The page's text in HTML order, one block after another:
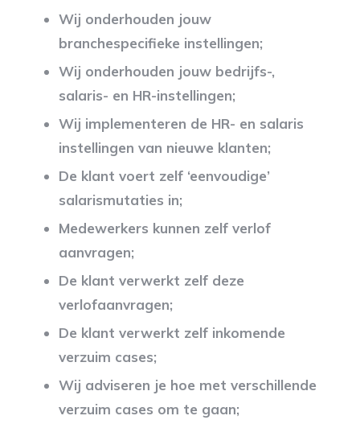
Wij onderhouden jouw
branchespecifieke instellingen;
Wij onderhouden jouw bedrijfs-,
salaris- en HR-instellingen;
Wij implementeren de HR- en salaris
instellingen van nieuwe klanten;
De klant voert zelf ‘eenvoudige’
salarismutaties in;
Medewerkers kunnen zelf verlof
aanvragen;
De klant verwerkt zelf deze
verlofaanvragen;
De klant verwerkt zelf inkomende
verzuim cases;
Wij adviseren je hoe met verschillende
verzuim cases om te gaan;